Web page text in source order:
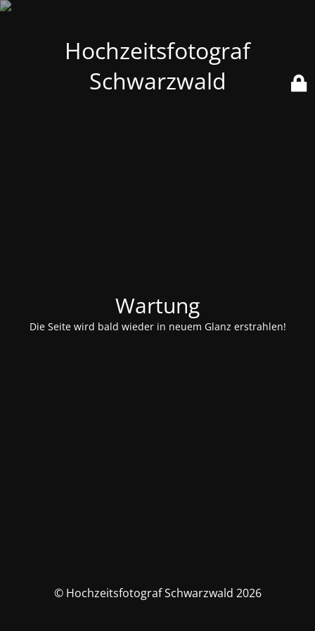
Hochzeitsfotograf
Schwarzwald
Wartung
Die Seite wird bald wieder in neuem Glanz erstrahlen!
© Hochzeitsfotograf Schwarzwald 2026